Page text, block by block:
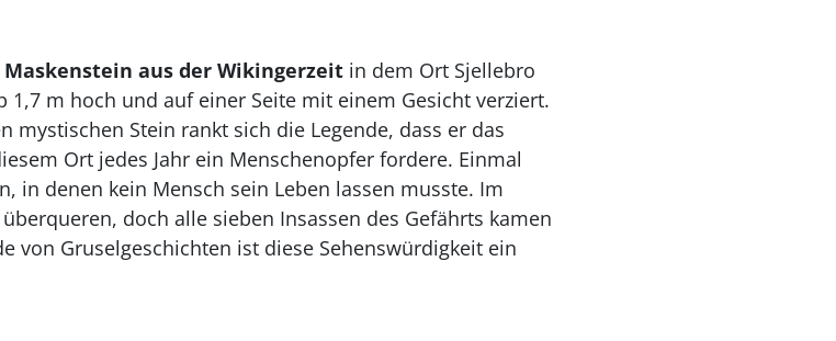
Maskenstein aus der Wikingerzeitin dem Ort Sjellebro
m hoch und auf einer Seite mit einem Gesicht verziert.
mystischen Stein rankt sich die Legende, dass er das
Ort jedes Jahr ein Menschenopfer fordere. Einmal
in denen kein Mensch sein Leben lassen musste. Im
doch alle sieben Insassen des Gefährts kamen
von Gruselgeschichten ist diese Sehenswürdigkeit ein